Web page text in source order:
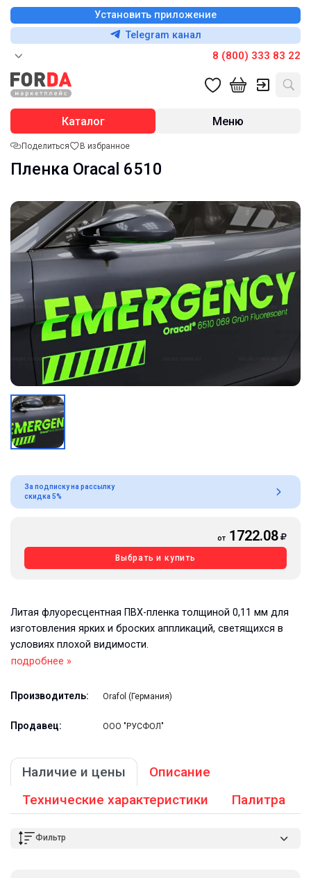
Установить приложение
Telegram канал
8 (800) 333 83 22
Каталог Меню
Поделиться В избранное
Пленка Oracal 6510
За подписку на рассылку
скидка 5%
от 1722.08
Выбрать и купить
Литая флуоресцентная ПВХ-пленка толщиной 0,11 мм для
изготовления ярких и броских аппликаций, светящихся в
условиях плохой видимости.
подробнее »
Производитель: Orafol (Германия)
Продавец: ООО "РУСФОЛ"
Наличие и цены
Описание
Технические характеристики
Палитра
Фильтр